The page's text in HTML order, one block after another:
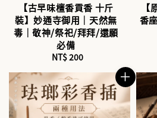
【古早味檀香貢香 十斤
裝】妙通寺御用｜天然無
毒｜敬神/祭祀/拜拜/還願
必備
Regular
NT$ 200
香